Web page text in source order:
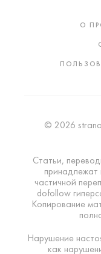
О
© 2026
Статьи,
частичной
dofollow
Копирование
Нарушение
как